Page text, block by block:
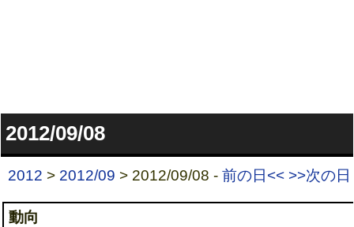
2012/09/08
2012 > 2012/09 > 2012/09/08 -前の日<< >>次の日
動向